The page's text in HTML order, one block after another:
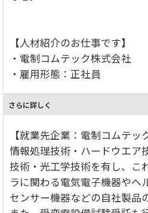
【人材紹介のお仕事です】
・電制コムテック株式会社
・雇用形態：正社員
さらに詳しく
【就業先企業：電制コムテッ
情報処理技術・ハードウエア
技術・光工学技術を有し、こ
ラに関わる電気電子機器やヘ
センサー機器などの自社製品